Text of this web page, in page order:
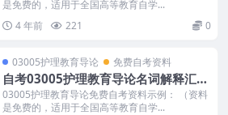
是免费的，适用于全国高等教育自学...
4 年前
221 0
03005护理教育导论 免费自考资料
自考03005护理教育导论名词解释汇总
免费下载
03005护理教育导论免费自考资料示例： （资料
是免费的，适用于全国高等教育自学...